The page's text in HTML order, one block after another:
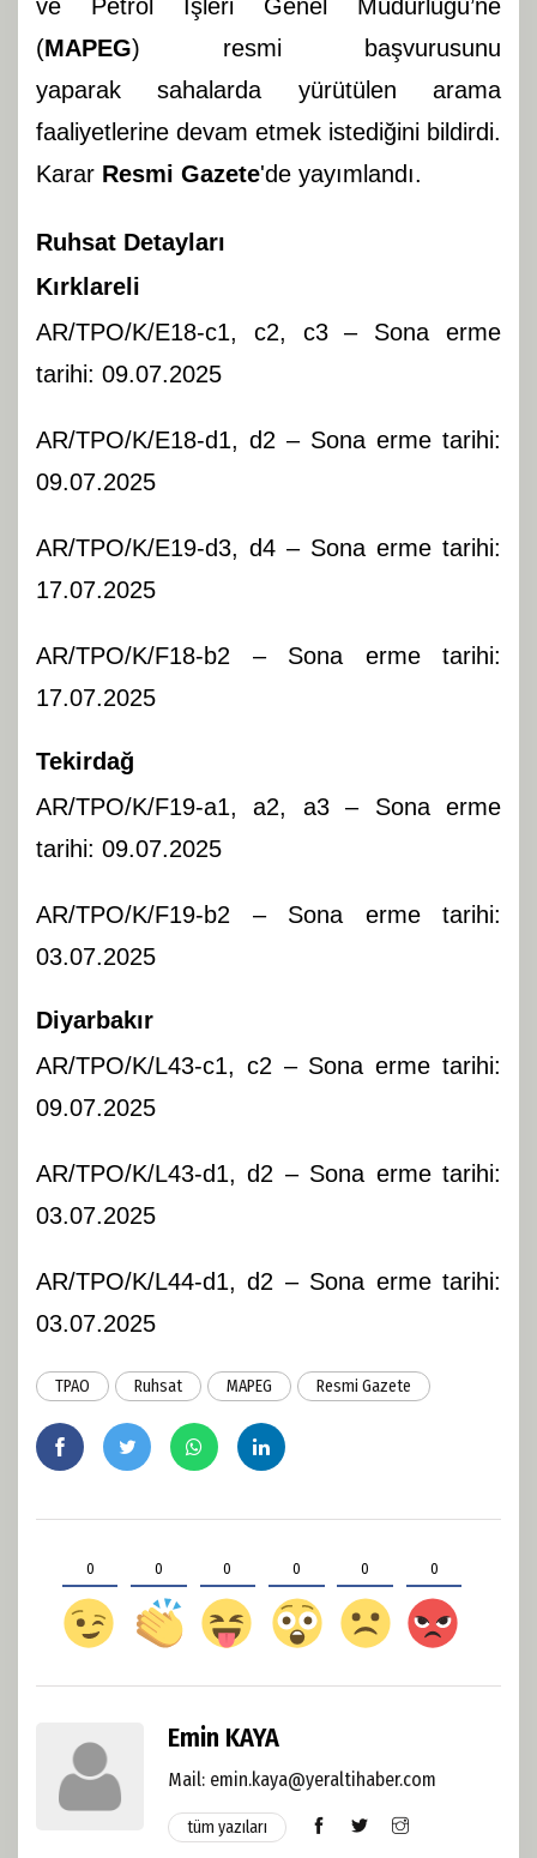
ve Petrol İşleri Genel Müdürlüğü’ne
(MAPEG) resmi başvurusunu
yaparak sahalarda yürütülen arama
faaliyetlerine devam etmek istediğini bildirdi.
Karar Resmi Gazete'de yayımlandı.
Ruhsat Detayları
Kırklareli
AR/TPO/K/E18-c1, c2, c3 – Sona erme
tarihi: 09.07.2025
AR/TPO/K/E18-d1, d2 – Sona erme tarihi:
09.07.2025
AR/TPO/K/E19-d3, d4 – Sona erme tarihi:
17.07.2025
AR/TPO/K/F18-b2 – Sona erme tarihi:
17.07.2025
Tekirdağ
AR/TPO/K/F19-a1, a2, a3 – Sona erme
tarihi: 09.07.2025
AR/TPO/K/F19-b2 – Sona erme tarihi:
03.07.2025
Diyarbakır
AR/TPO/K/L43-c1, c2 – Sona erme tarihi:
09.07.2025
AR/TPO/K/L43-d1, d2 – Sona erme tarihi:
03.07.2025
AR/TPO/K/L44-d1, d2 – Sona erme tarihi:
03.07.2025
TPAO Ruhsat MAPEG Resmi Gazete
0 0 0 0 0 0
Emin KAYA
Mail: emin.kaya@yeraltihaber.com
tüm yazıları